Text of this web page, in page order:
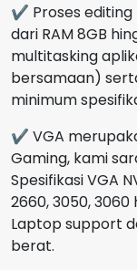
✔ Proses editing
dari RAM 8GB
multitasking
bersamaan)
minimum
✔ VGA
Gaming, kami
Spesifikasi VGA
2660, 3050, 3060
Laptop support
berat.